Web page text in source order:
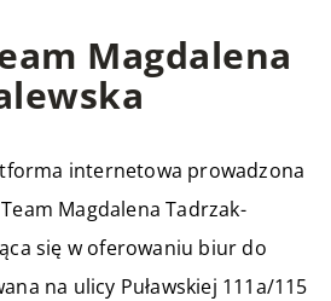
Magdalena
internetowa prowadzona
Magdalena Tadrzak-
się w oferowaniu biur do
na ulicy Puławskiej 111a/115